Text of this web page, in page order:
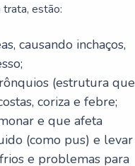
estão:
causando inchaços,
(estrutura que
coriza e febre;
e que afeta
(como pus) e levar
e problemas para